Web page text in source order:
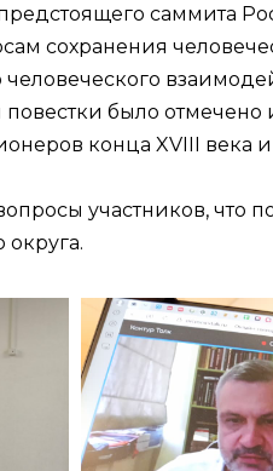
саммита
сохранения
было
конца XVIII
участников,
округа.